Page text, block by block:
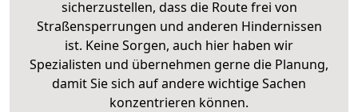
sicherzustellen, dass die Route frei von
Straßensperrungen und anderen Hindernissen
ist. Keine Sorgen, auch hier haben wir
Spezialisten und übernehmen gerne die Planung,
damit Sie sich auf andere wichtige Sachen
konzentrieren können.